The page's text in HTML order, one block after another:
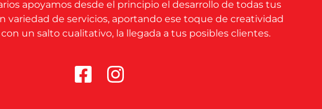
apoyamos desde el principio el desarrollo de todas tus
variedad de servicios, aportando ese toque de creatividad
un salto cualitativo, la llegada a tus posibles clientes.